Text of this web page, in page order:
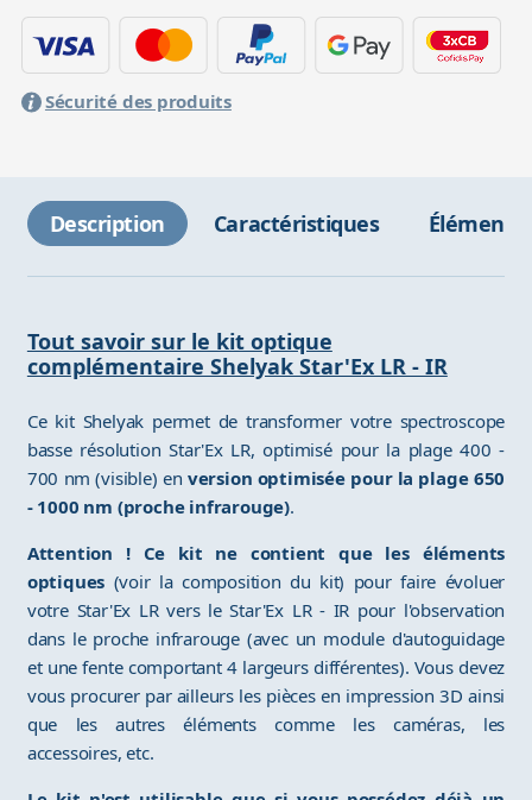
Sécurité des produits
Description Caractéristiques Éléments
Tout savoir sur le kit optique
complémentaire Shelyak Star'Ex LR - IR
Ce kit Shelyak permet de transformer votre spectroscope
basse résolution Star'Ex LR, optimisé pour la plage 400 -
700 nm (visible) en version optimisée pour la plage 650
- 1000 nm (proche infrarouge).
Attention ! Ce kit ne contient que les éléments
optiques (voir la composition du kit) pour faire évoluer
votre Star'Ex LR vers le Star'Ex LR - IR pour l'observation
dans le proche infrarouge (avec un module d'autoguidage
et une fente comportant 4 largeurs différentes). Vous devez
vous procurer par ailleurs les pièces en impression 3D ainsi
que les autres éléments comme les caméras, les
accessoires, etc.